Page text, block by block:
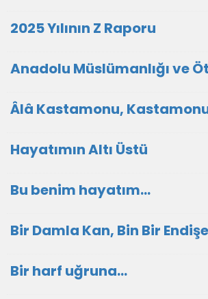
2025 Yılının Z Raporu
Anadolu Müslümanlığı ve
Âlâ Kastamonu,
Hayatımın Altı Üstü
Bu benim hayatım...
Bir Damla Kan, Bin Bir Endişe
Bir harf uğruna...